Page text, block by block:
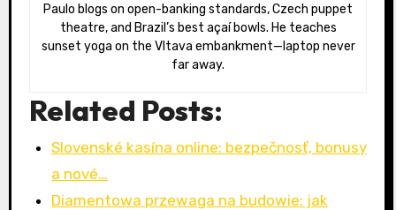
Paulo blogs on open-banking standards, Czech puppet
theatre, and Brazil’s best açaí bowls. He teaches
sunset yoga on the Vltava embankment—laptop never
far away.
Related Posts:
Slovenské kasína online: bezpečnosť, bonusy
a nové…
Diamentowa przewaga na budowie: jak